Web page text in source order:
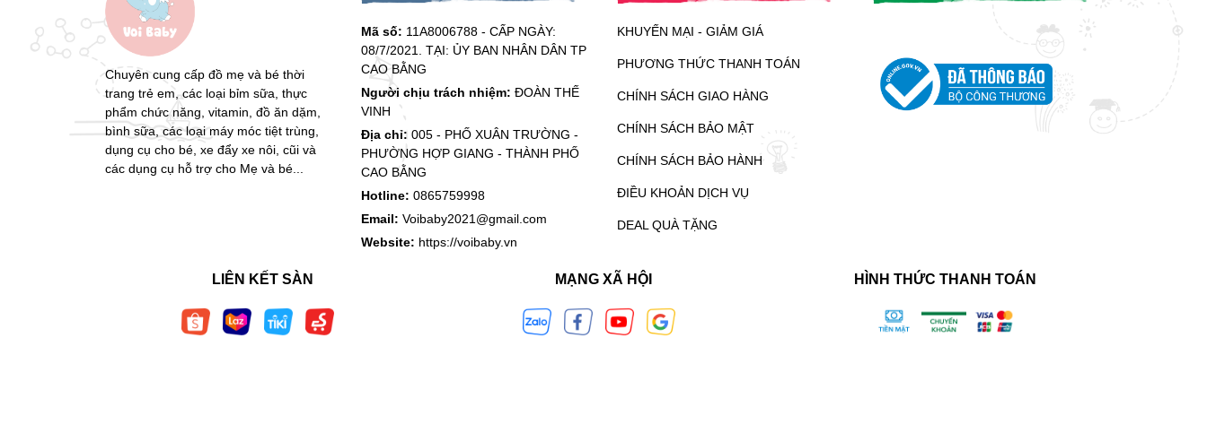
Chuyên cung cấp đồ mẹ và bé thời
trang trẻ em, các loại bỉm sữa, thực
phẩm chức năng, vitamin, đồ ăn dặm,
bình sữa, các loại máy móc tiệt trùng,
dụng cụ cho bé, xe đẩy xe nôi, cũi và
các dụng cụ hỗ trợ cho Mẹ và bé...
Mã số: 11A8006788 - CẤP NGÀY:
08/7/2021. TẠI: ỦY BAN NHÂN DÂN TP
CAO BẰNG
Người chịu trách nhiệm: ĐOÀN THẾ
VINH
Địa chỉ: 005 - PHỐ XUÂN TRƯỜNG -
PHƯỜNG HỢP GIANG - THÀNH PHỐ
CAO BẰNG
Hotline: 0865759998
Email: Voibaby2021@gmail.com
Website: https://voibaby.vn
KHUYẾN MẠI - GIẢM GIÁ
PHƯƠNG THỨC THANH TOÁN
CHÍNH SÁCH GIAO HÀNG
CHÍNH SÁCH BẢO MẬT
CHÍNH SÁCH BẢO HÀNH
ĐIỀU KHOẢN DỊCH VỤ
DEAL QUÀ TẶNG
LIÊN KẾT SÀN MẠNG XÃ HỘI HÌNH THỨC THANH TOÁN